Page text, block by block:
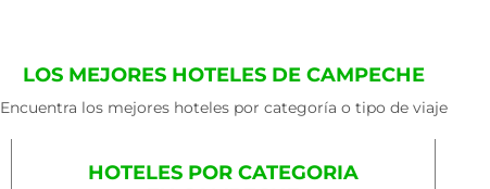
LOS MEJORES HOTELES DE CAMPECHE
Encuentra los mejores hoteles por categoría o tipo de viaje
HOTELES POR CATEGORIA